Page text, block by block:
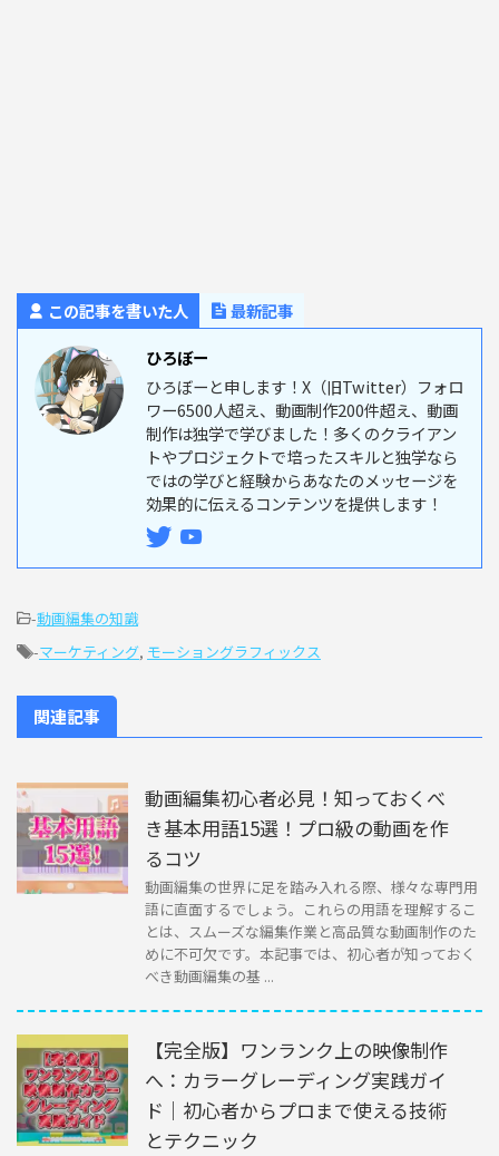
この記事を書いた人
最新記事
ひろぼー
ひろぼーと申します！X（旧Twitter）フォロ
ワー6500人超え、動画制作200件超え、動画
制作は独学で学びました！多くのクライアン
トやプロジェクトで培ったスキルと独学なら
ではの学びと経験からあなたのメッセージを
効果的に伝えるコンテンツを提供します！
-動画編集の知識
-マーケティング, モーショングラフィックス
関連記事
動画編集初心者必見！知っておくべ
き基本用語15選！プロ級の動画を作
るコツ
動画編集の世界に足を踏み入れる際、様々な専門用
語に直面するでしょう。これらの用語を理解するこ
とは、スムーズな編集作業と高品質な動画制作のた
めに不可欠です。本記事では、初心者が知っておく
べき動画編集の基 ...
【完全版】ワンランク上の映像制作
へ：カラーグレーディング実践ガイ
ド｜初心者からプロまで使える技術
とテクニック